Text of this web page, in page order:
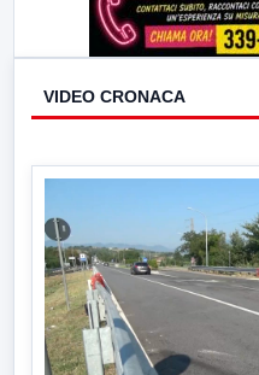
VIDEO CRONACA